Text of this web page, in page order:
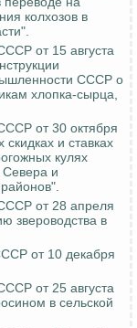
колхозов в
от 15 августа
СССР о
хлопка-сырца,
от 30 октября
и ставках
кулях
Севера и
от 28 апреля
звероводства в
от 10 декабря
от 25 августа
в сельской